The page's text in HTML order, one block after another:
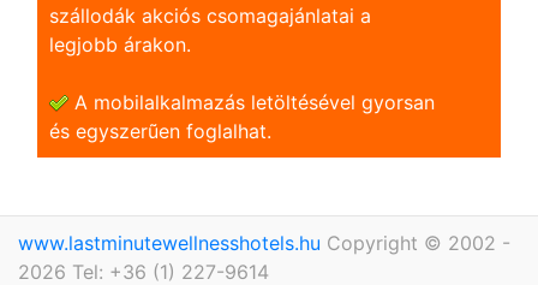
szállodák akciós csomagajánlatai a
legjobb árakon.
A mobilalkalmazás letöltésével gyorsan
és egyszerũen foglalhat.
www.lastminutewellnesshotels.hu Copyright © 2002 -
2026 Tel: +36 (1) 227-9614